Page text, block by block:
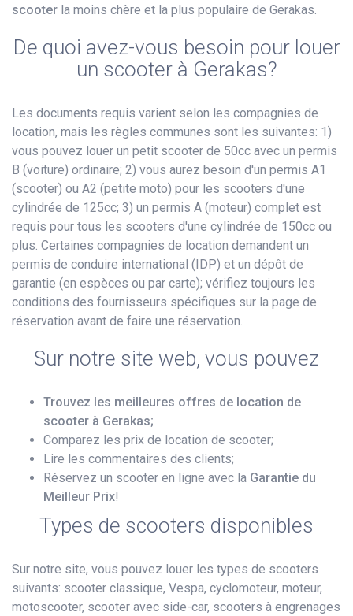
scooter la moins chère et la plus populaire de Gerakas.
De quoi avez-vous besoin pour louer
un scooter à Gerakas?
Les documents requis varient selon les compagnies de
location, mais les règles communes sont les suivantes: 1)
vous pouvez louer un petit scooter de 50cc avec un permis
B (voiture) ordinaire; 2) vous aurez besoin d'un permis A1
(scooter) ou A2 (petite moto) pour les scooters d'une
cylindrée de 125cc; 3) un permis A (moteur) complet est
requis pour tous les scooters d'une cylindrée de 150cc ou
plus. Certaines compagnies de location demandent un
permis de conduire international (IDP) et un dépôt de
garantie (en espèces ou par carte); vérifiez toujours les
conditions des fournisseurs spécifiques sur la page de
réservation avant de faire une réservation.
Sur notre site web, vous pouvez
Trouvez les meilleures offres de location de
scooter à Gerakas;
Comparez les prix de location de scooter;
Lire les commentaires des clients;
Réservez un scooter en ligne avec la Garantie du
Meilleur Prix!
Types de scooters disponibles
Sur notre site, vous pouvez louer les types de scooters
suivants: scooter classique, Vespa, cyclomoteur, moteur,
motoscooter, scooter avec side-car, scooters à engrenages